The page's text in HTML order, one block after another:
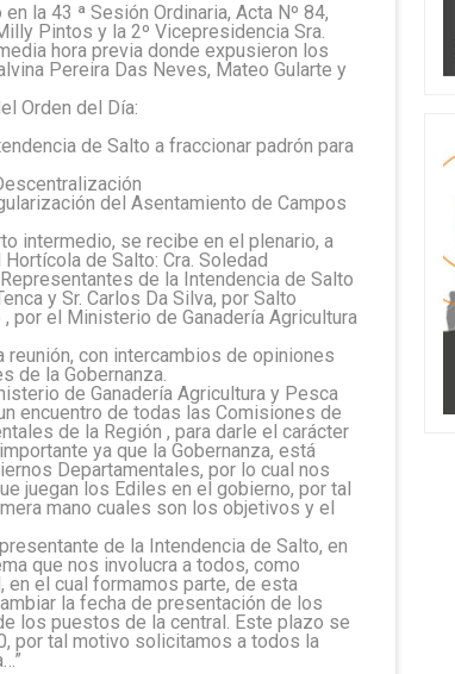
la 43 ª Sesión Ordinaria, Acta Nº 84,
Pintos y la 2º Vicepresidencia Sra.
hora previa donde expusieron los
Pereira Das Neves, Mateo Gularte y
Orden del Día:
de Salto a fraccionar padrón para
del Asentamiento de Campos
intermedio, se recibe en el plenario, a
de Salto: Cra. Soledad
de la Intendencia de Salto
y Sr. Carlos Da Silva, por Salto
por el Ministerio de Ganadería Agricultura
con intercambios de opiniones
de la Gobernanza.
de Ganadería Agricultura y Pesca
encuentro de todas las Comisiones de
de la Región , para darle el carácter
ya que la Gobernanza, está
Departamentales, por lo cual nos
juegan los Ediles en el gobierno, por tal
mano cuales son los objetivos y el
de la Intendencia de Salto, en
que nos involucra a todos, como
en el cual formamos parte, de esta
la fecha de presentación de los
los puestos de la central. Este plazo se
por tal motivo solicitamos a todos la